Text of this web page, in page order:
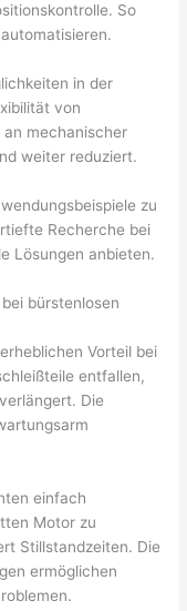
So
in der
von
mechanischer
weiter reduziert.
zu
Recherche bei
Lösungen anbieten.
bürstenlosen
Vorteil bei
entfallen,
Die
einfach
Motor zu
Stillstandzeiten. Die
ermöglichen